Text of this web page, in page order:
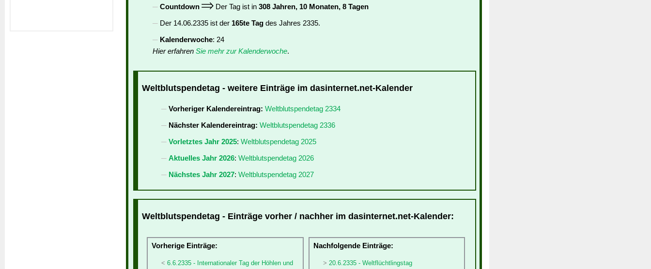
Countdown
Der Tag ist in 308 Jahren, 10 Monaten, 8 Tagen
Der 14.06.2335 ist der 165te Tag des Jahres 2335.
Kalenderwoche: 24
Hier erfahren Sie mehr zur Kalenderwoche.
Weltblutspendetag - weitere Einträge im dasinternet.net-Kalender
Vorheriger Kalendereintrag: Weltblutspendetag 2334
Nächster Kalendereintrag: Weltblutspendetag 2336
Vorletztes Jahr 2025: Weltblutspendetag 2025
Aktuelles Jahr 2026: Weltblutspendetag 2026
Nächstes Jahr 2027: Weltblutspendetag 2027
Weltblutspendetag - Einträge vorher / nachher im dasinternet.net-Kalender:
Vorherige Einträge:
6.6.2335 - Internationaler Tag der Höhlen und
Nachfolgende Einträge:
20.6.2335 - Weltflüchtlingstag